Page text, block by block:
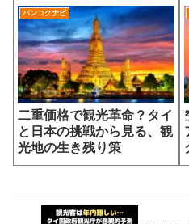
バンコクナビ
二重価格で観光革命？タイ
と日本の挑戦から見る、観
光地の生き残り策